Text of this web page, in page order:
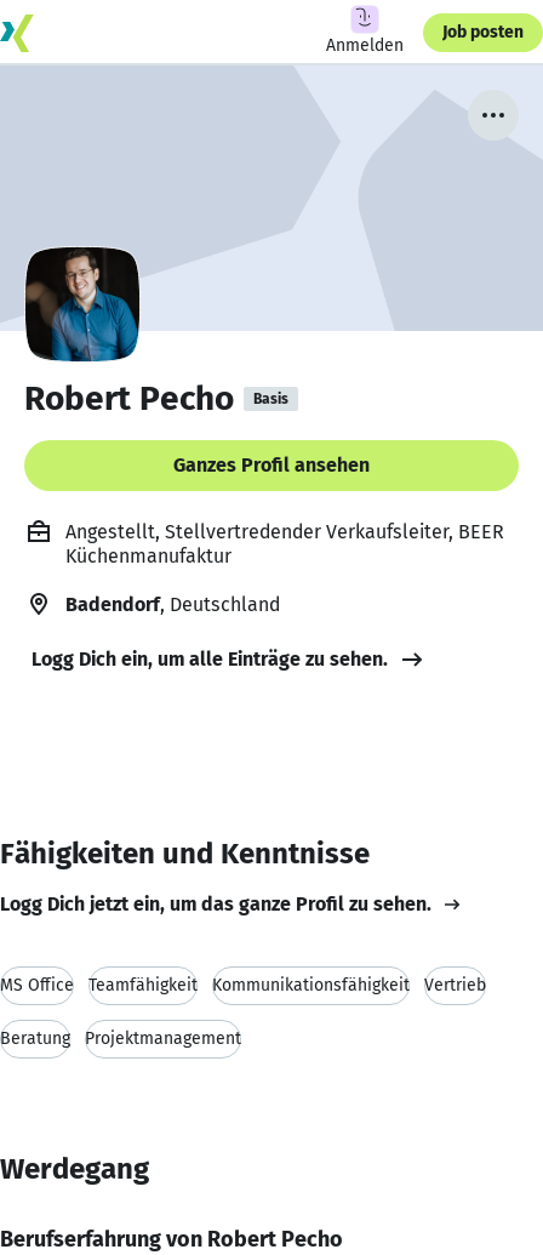
Anmelden
Job posten
Robert Pecho Basis
Ganzes Profil ansehen
Angestellt, Stellvertredender Verkaufsleiter, BEER
Küchenmanufaktur
Badendorf, Deutschland
Logg Dich ein, um alle Einträge zu sehen.
Fähigkeiten und Kenntnisse
Logg Dich jetzt ein, um das ganze Profil zu sehen.
MS Office Teamfähigkeit Kommunikationsfähigkeit Vertrieb
Beratung Projektmanagement
Werdegang
Berufserfahrung von Robert Pecho